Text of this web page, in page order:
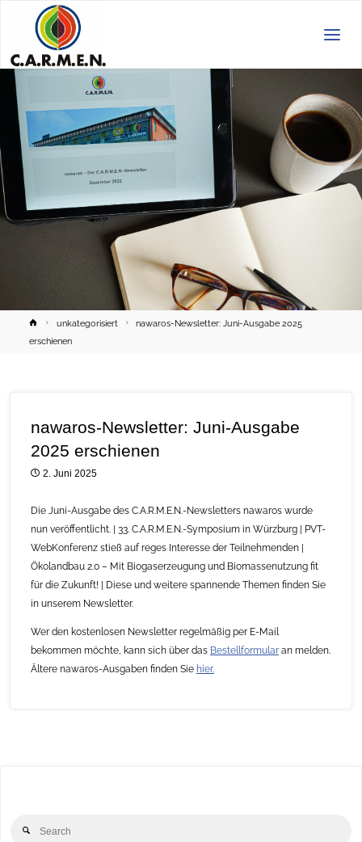
Homeunkategorisiert
nawaros-Newsletter: Juni-Ausgabe 2025
erschienen
nawaros-Newsletter: Juni-Ausgabe
2025 erschienen
2. Juni 2025
Die Juni-Ausgabe des C.A.R.M.E.N.-Newsletters nawaros wurde
nun veröffentlicht. | 33. C.A.R.M.E.N.-Symposium in Würzburg | PVT-
WebKonferenz stieß auf reges Interesse der Teilnehmenden |
Ökolandbau 2.0 – Mit Biogaserzeugung und Biomassenutzung fit
für die Zukunft! | Diese und weitere spannende Themen finden Sie
in unserem Newsletter.
Wer den kostenlosen Newsletter regelmäßig per E-Mail
bekommen möchte, kann sich über das Bestellformular an melden.
Ältere nawaros-Ausgaben finden Sie hier.
Search